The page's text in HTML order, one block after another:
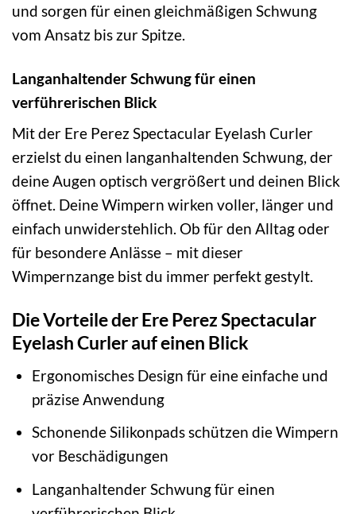
und sorgen für einen gleichmäßigen Schwung
vom Ansatz bis zur Spitze.
Langanhaltender Schwung für einen
verführerischen Blick
Mit der Ere Perez Spectacular Eyelash Curler
erzielst du einen langanhaltenden Schwung, der
deine Augen optisch vergrößert und deinen Blick
öffnet. Deine Wimpern wirken voller, länger und
einfach unwiderstehlich. Ob für den Alltag oder
für besondere Anlässe – mit dieser
Wimpernzange bist du immer perfekt gestylt.
Die Vorteile der Ere Perez Spectacular
Eyelash Curler auf einen Blick
Ergonomisches Design für eine einfache und
präzise Anwendung
Schonende Silikonpads schützen die Wimpern
vor Beschädigungen
Langanhaltender Schwung für einen